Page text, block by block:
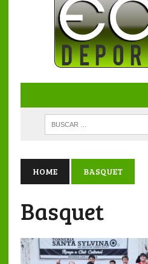
HOME BASQUET
Basquet